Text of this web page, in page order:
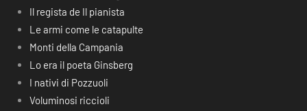
Il regista de Il pianista
Le armi come le catapulte
Monti della Campania
Lo era il poeta Ginsberg
I nativi di Pozzuoli
Voluminosi riccioli